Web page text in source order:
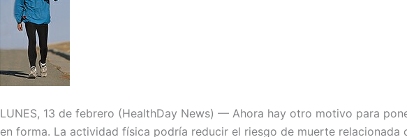
LUNES, 13 de febrero (HealthDay News) — Ahora hay otro motivo para
en forma. La actividad física podría reducir el riesgo de muerte relacionada